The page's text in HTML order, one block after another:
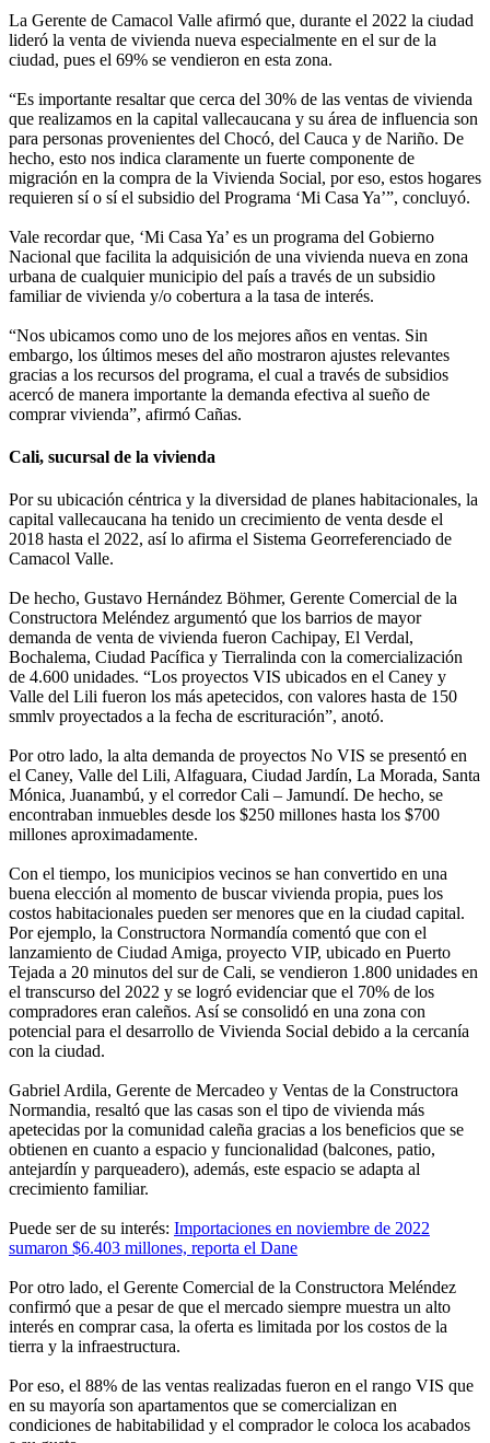
La Gerente de Camacol Valle afirmó que, durante el 2022 la ciudad
lideró la venta de vivienda nueva especialmente en el sur de la
ciudad, pues el 69% se vendieron en esta zona.
“Es importante resaltar que cerca del 30% de las ventas de vivienda
que realizamos en la capital vallecaucana y su área de influencia son
para personas provenientes del Chocó, del Cauca y de Nariño. De
hecho, esto nos indica claramente un fuerte componente de
migración en la compra de la Vivienda Social, por eso, estos hogares
requieren sí o sí el subsidio del Programa ‘Mi Casa Ya’”, concluyó.
Vale recordar que, ‘Mi Casa Ya’ es un programa del Gobierno
Nacional que facilita la adquisición de una vivienda nueva en zona
urbana de cualquier municipio del país a través de un subsidio
familiar de vivienda y/o cobertura a la tasa de interés.
“Nos ubicamos como uno de los mejores años en ventas. Sin
embargo, los últimos meses del año mostraron ajustes relevantes
gracias a los recursos del programa, el cual a través de subsidios
acercó de manera importante la demanda efectiva al sueño de
comprar vivienda”, afirmó Cañas.
Cali, sucursal de la vivienda
Por su ubicación céntrica y la diversidad de planes habitacionales, la
capital vallecaucana ha tenido un crecimiento de venta desde el
2018 hasta el 2022, así lo afirma el Sistema Georreferenciado de
Camacol Valle.
De hecho, Gustavo Hernández Böhmer, Gerente Comercial de la
Constructora Meléndez argumentó que los barrios de mayor
demanda de venta de vivienda fueron Cachipay, El Verdal,
Bochalema, Ciudad Pacífica y Tierralinda con la comercialización
de 4.600 unidades. “Los proyectos VIS ubicados en el Caney y
Valle del Lili fueron los más apetecidos, con valores hasta de 150
smmlv proyectados a la fecha de escrituración”, anotó.
Por otro lado, la alta demanda de proyectos No VIS se presentó en
el Caney, Valle del Lili, Alfaguara, Ciudad Jardín, La Morada, Santa
Mónica, Juanambú, y el corredor Cali – Jamundí. De hecho, se
encontraban inmuebles desde los $250 millones hasta los $700
millones aproximadamente.
Con el tiempo, los municipios vecinos se han convertido en una
buena elección al momento de buscar vivienda propia, pues los
costos habitacionales pueden ser menores que en la ciudad capital.
Por ejemplo, la Constructora Normandía comentó que con el
lanzamiento de Ciudad Amiga, proyecto VIP, ubicado en Puerto
Tejada a 20 minutos del sur de Cali, se vendieron 1.800 unidades en
el transcurso del 2022 y se logró evidenciar que el 70% de los
compradores eran caleños. Así se consolidó en una zona con
potencial para el desarrollo de Vivienda Social debido a la cercanía
con la ciudad.
Gabriel Ardila, Gerente de Mercadeo y Ventas de la Constructora
Normandia, resaltó que las casas son el tipo de vivienda más
apetecidas por la comunidad caleña gracias a los beneficios que se
obtienen en cuanto a espacio y funcionalidad (balcones, patio,
antejardín y parqueadero), además, este espacio se adapta al
crecimiento familiar.
Puede ser de su interés: Importaciones en noviembre de 2022
sumaron $6.403 millones, reporta el Dane
Por otro lado, el Gerente Comercial de la Constructora Meléndez
confirmó que a pesar de que el mercado siempre muestra un alto
interés en comprar casa, la oferta es limitada por los costos de la
tierra y la infraestructura.
Por eso, el 88% de las ventas realizadas fueron en el rango VIS que
en su mayoría son apartamentos que se comercializan en
condiciones de habitabilidad y el comprador le coloca los acabados